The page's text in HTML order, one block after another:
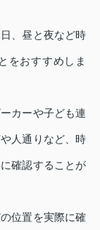
、昼と夜など時
をおすすめしま
カーや子ども連
人通りなど、時
確認することが
位置を実際に確